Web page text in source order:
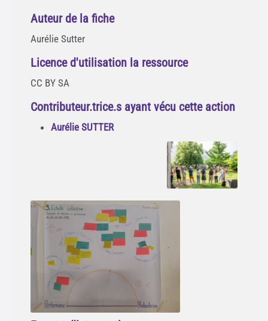
Auteur de la fiche
Aurélie Sutter
Licence d'utilisation la ressource
CC BY SA
Contributeur.trice.s ayant vécu cette action
Aurélie SUTTER